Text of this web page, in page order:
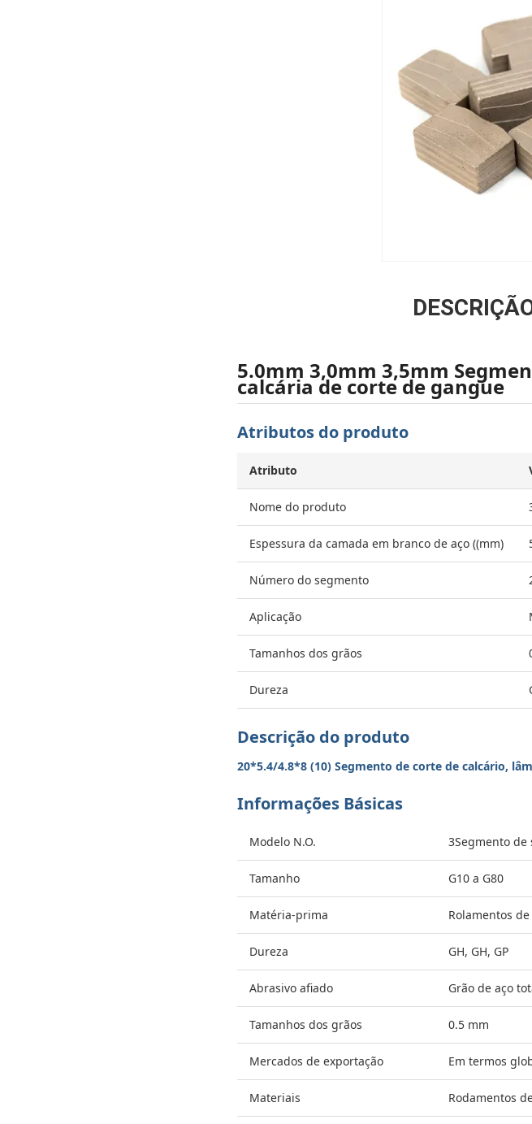
5.0mm 3,0mm 3,5mm
calcária de corte de gangue
Atributos do produto
Atributo
Nome do produto
Espessura da camada em branco de aço ((mm)
Número do segmento
Aplicação
Tamanhos dos grãos
Dureza
Descrição do produto
20*5.4/4.8*8 (10) Segmento de corte de calcário,
Informações Básicas
Modelo N.O. 3Segmento
Tamanho G10 a G80
Matéria-prima Rolamentos
Dureza GH, GH, GP
Abrasivo afiado Grão de aço
Tamanhos dos grãos 0.5 mm
Mercados de exportação Em termos
Materiais Rodamentos